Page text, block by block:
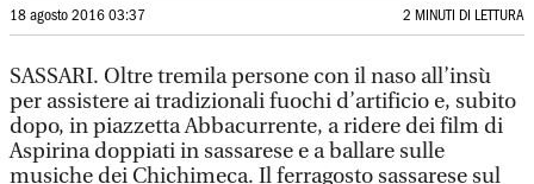
18 agosto 2016 03:37 2 MINUTI DI LETTURA
SASSARI. Oltre tremila persone con il naso all’insù
per assistere ai tradizionali fuochi d’artificio e, subito
dopo, in piazzetta Abbacurrente, a ridere dei film di
Aspirina doppiati in sassarese e a ballare sulle
musiche dei Chichimeca. Il ferragosto sassarese sul